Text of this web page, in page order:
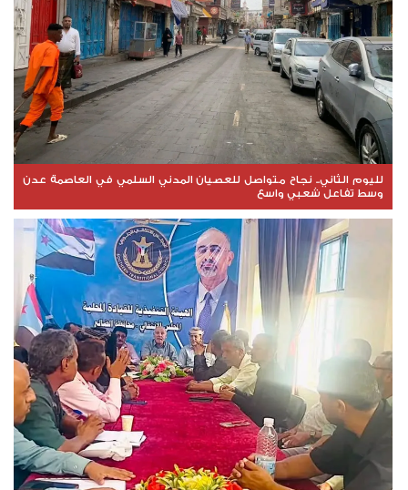
لليوم الثاني.. نجاح متواصل للعصيان المدني السلمي في العاصمة عدن
وسط تفاعل شعبي واسع